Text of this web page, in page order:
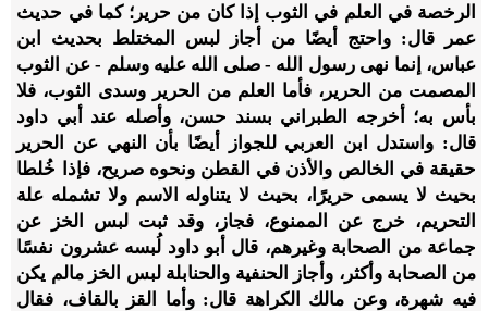
الرخصة في العلم في الثوب إذا كان من حرير؛ كما في حديث
عمر قال: واحتج أيضًا من أجاز لبس المختلط بحديث ابن
عباس، إنما نهى رسول الله - صلى الله عليه وسلم - عن الثوب
المصمت من الحرير، فأما العلم من الحرير وسدى الثوب، فلا
بأس به؛ أخرجه الطبراني بسند حسن، وأصله عند أبي داود
قال: واستدل ابن العربي للجواز أيضًا بأن النهي عن الحرير
حقيقة في الخالص والأذن في القطن ونحوه صريح، فإذا خُلطا
بحيث لا يسمى حريرًا، بحيث لا يتناوله الاسم ولا تشمله علة
التحريم، خرج عن الممنوع، فجاز، وقد ثبت لبس الخز عن
جماعة من الصحابة وغيرهم، قال أبو داود لُبسه عشرون نفسًا
من الصحابة وأكثر، وأجاز الحنفية والحنابلة لبس الخز مالم يكن
فيه شهرة، وعن مالك الكراهة قال: وأما القز بالقاف، فقال